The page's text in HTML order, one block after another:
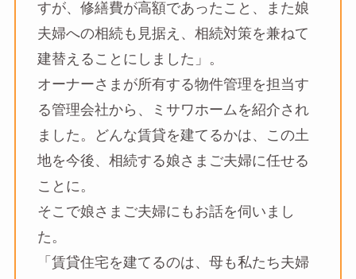
すが、修繕費が高額であったこと、また娘
夫婦への相続も見据え、相続対策を兼ねて
建替えることにしました」。
オーナーさまが所有する物件管理を担当す
る管理会社から、ミサワホームを紹介され
ました。どんな賃貸を建てるかは、この土
地を今後、相続する娘さまご夫婦に任せる
ことに。
そこで娘さまご夫婦にもお話を伺いまし
た。
「賃貸住宅を建てるのは、母も私たち夫婦